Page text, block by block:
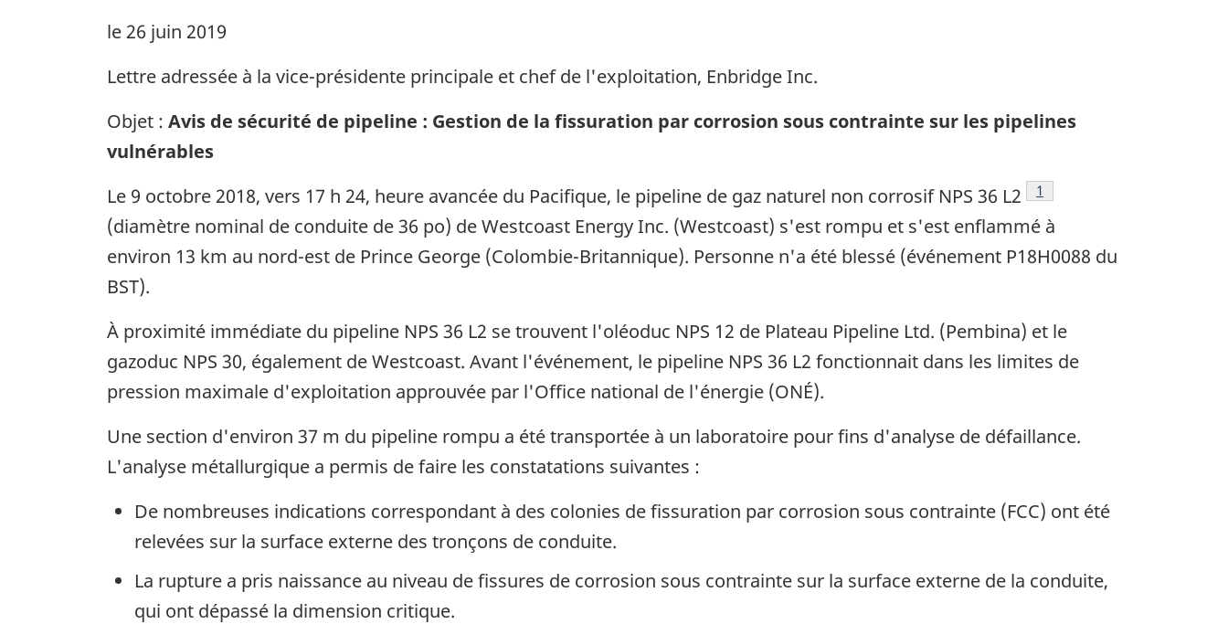
le 26 juin 2019
Lettre adressée à la vice-présidente principale et chef de l'exploitation, Enbridge Inc.
Objet : Avis de sécurité de pipeline : Gestion de la fissuration par corrosion sous contrainte sur les pipelines
vulnérables
Le 9 octobre 2018, vers 17 h 24, heure avancée du Pacifique, le pipeline de gaz naturel non corrosif NPS 36 L2
Note de bas de page
1
(diamètre nominal de conduite de 36 po) de Westcoast Energy Inc. (Westcoast) s'est rompu et s'est enflammé à
environ 13 km au nord-est de Prince George (Colombie-Britannique). Personne n'a été blessé (événement P18H0088 du
BST).
À proximité immédiate du pipeline NPS 36 L2 se trouvent l'oléoduc NPS 12 de Plateau Pipeline Ltd. (Pembina) et le
gazoduc NPS 30, également de Westcoast. Avant l'événement, le pipeline NPS 36 L2 fonctionnait dans les limites de
pression maximale d'exploitation approuvée par l'Office national de l'énergie (ONÉ).
Une section d'environ 37 m du pipeline rompu a été transportée à un laboratoire pour fins d'analyse de défaillance.
L'analyse métallurgique a permis de faire les constatations suivantes :
De nombreuses indications correspondant à des colonies de fissuration par corrosion sous contrainte (FCC) ont été
relevées sur la surface externe des tronçons de conduite.
La rupture a pris naissance au niveau de fissures de corrosion sous contrainte sur la surface externe de la conduite,
qui ont dépassé la dimension critique.